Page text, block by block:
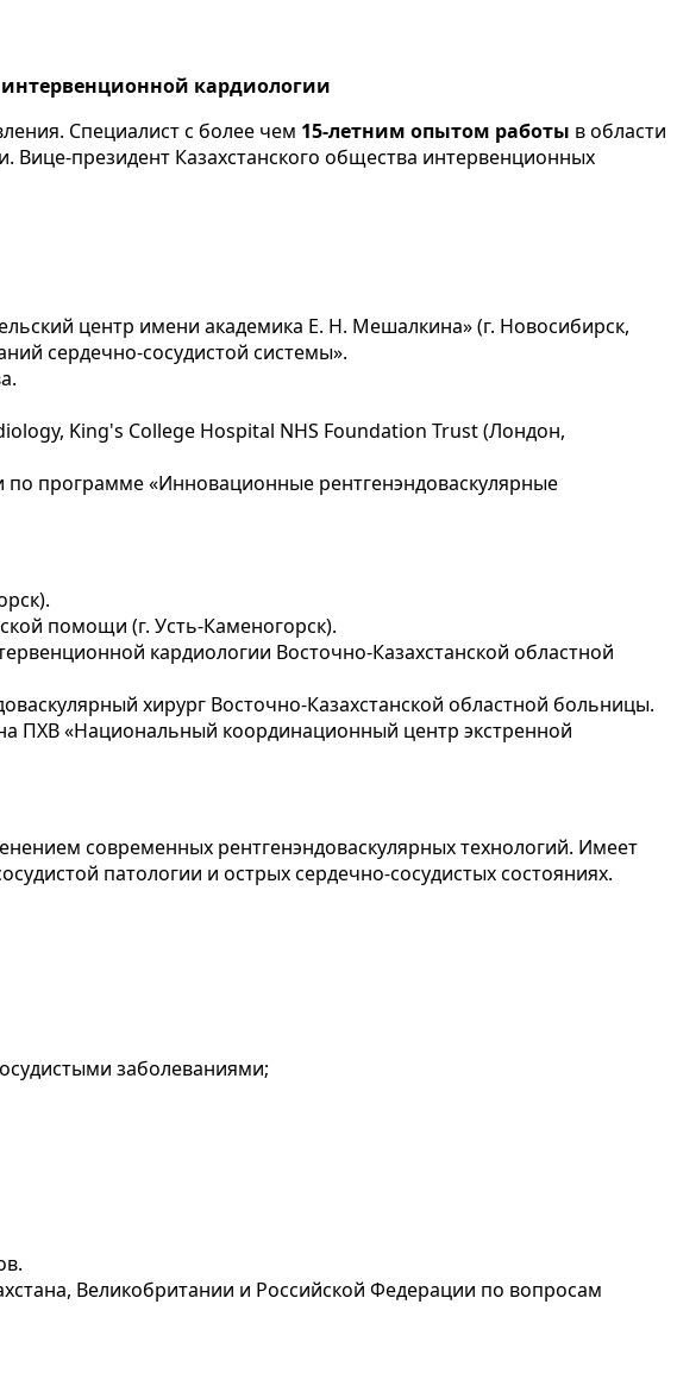
кардиологии
Специалист с более чем 15-летним опытом работы в области
президент Казахстанского общества интервенционных
центр имени академика Е. Н. Мешалкина» (г. Новосибирск,
сердечно-сосудистой системы».
King's College Hospital NHS Foundation Trust (Лондон,
программе «Инновационные рентгенэндоваскулярные
помощи (г. Усть-Каменогорск).
кардиологии Восточно-Казахстанской областной
хирург Восточно-Казахстанской областной больницы.
ПХВ «Национальный координационный центр экстренной
современных рентгенэндоваскулярных технологий. Имеет
патологии и острых сердечно-сосудистых состояниях.
заболеваниями;
Великобритании и Российской Федерации по вопросам